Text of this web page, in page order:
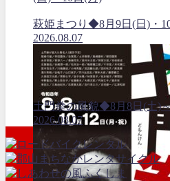
萩姫まつり◆8月9日(日)・
2026.08.07
土門拳の風貌◆8月8日(土)
2026.08.07